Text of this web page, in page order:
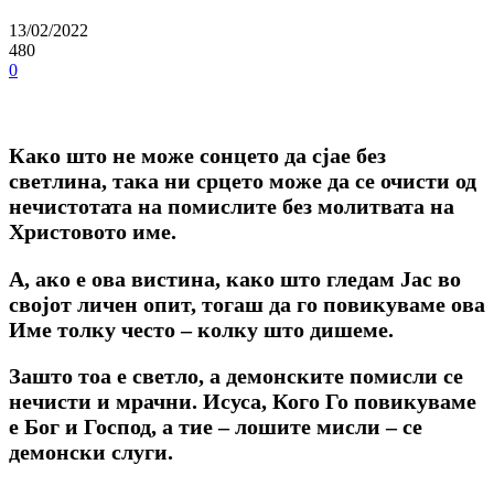
13/02/2022
480
0
Како што не може сонцето да сјае без
светлина, така ни срцето може да се очисти од
нечистотата на помислите без молитвата на
Христовото име.
А, ако е ова вистина, како што гледам Јас во
својот личен опит, тогаш да го повикуваме ова
Име толку често – колку што дишеме.
Зашто тоа е светло, a демонските помисли се
нечисти и мрачни. Исуса, Кого Го повикуваме
е Бог и Господ, a тие – лошите мисли – се
демонски слуги.